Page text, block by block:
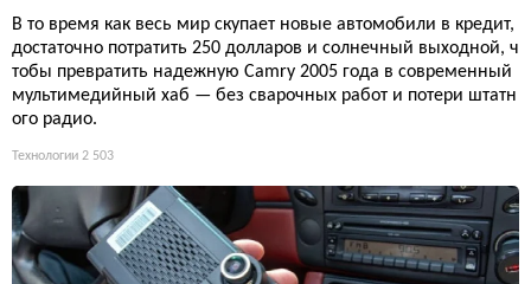
В то время как весь мир скупает новые автомобили в кредит,
достаточно потратить 250 долларов и солнечный выходной, ч
тобы превратить надежную Camry 2005 года в современный
мультимедийный хаб — без сварочных работ и потери штатн
ого радио.
Технологии 2 503